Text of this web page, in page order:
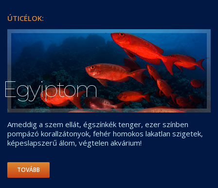
ÚTICÉLOK:
Egyiptom
Ameddig a szem ellát, égszínkék tenger, ezer színben
pompázó korallzátonyok, fehér homokos lakatlan szigetek,
képeslapszerű álom, végtelen akvárium!
TOVÁBB